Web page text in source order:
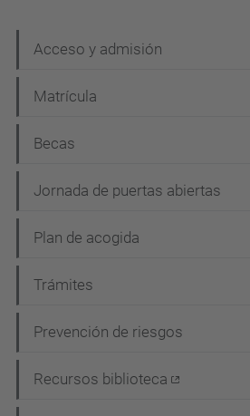
a
v
g
a
i
ó
Acceso y admisión
Matrícula
Becas
Jornada de puertas abiertas
Plan de acogida
Trámites
Prevención de riesgos
Recursos biblioteca